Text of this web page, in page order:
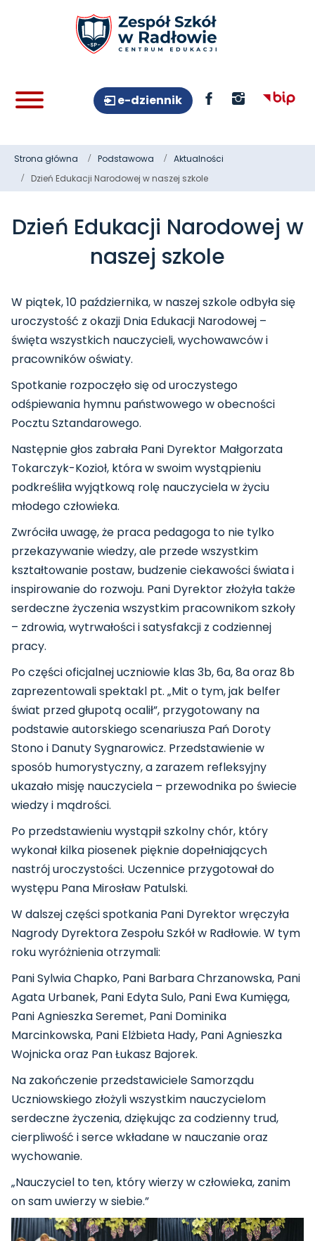
e-dziennik
Strona główna Podstawowa
Aktualności
Dzień Edukacji Narodowej w naszej szkole
Dzień Edukacji Narodowej w
naszej szkole
W piątek, 10 października, w naszej szkole odbyła się
uroczystość z okazji Dnia Edukacji Narodowej –
święta wszystkich nauczycieli, wychowawców i
pracowników oświaty.
Spotkanie rozpoczęło się od uroczystego
odśpiewania hymnu państwowego w obecności
Pocztu Sztandarowego.
Następnie głos zabrała Pani Dyrektor Małgorzata
Tokarczyk-Kozioł, która w swoim wystąpieniu
podkreśliła wyjątkową rolę nauczyciela w życiu
młodego człowieka.
Zwróciła uwagę, że praca pedagoga to nie tylko
przekazywanie wiedzy, ale przede wszystkim
kształtowanie postaw, budzenie ciekawości świata i
inspirowanie do rozwoju. Pani Dyrektor złożyła także
serdeczne życzenia wszystkim pracownikom szkoły
– zdrowia, wytrwałości i satysfakcji z codziennej
pracy.
Po części oficjalnej uczniowie klas 3b, 6a, 8a oraz 8b
zaprezentowali spektakl pt. „Mit o tym, jak belfer
świat przed głupotą ocalił”, przygotowany na
podstawie autorskiego scenariusza Pań Doroty
Stono i Danuty Sygnarowicz. Przedstawienie w
sposób humorystyczny, a zarazem refleksyjny
ukazało misję nauczyciela – przewodnika po świecie
wiedzy i mądrości.
Po przedstawieniu wystąpił szkolny chór, który
wykonał kilka piosenek pięknie dopełniających
nastrój uroczystości. Uczennice przygotował do
występu Pana Mirosław Patulski.
W dalszej części spotkania Pani Dyrektor wręczyła
Nagrody Dyrektora Zespołu Szkół w Radłowie. W tym
roku wyróżnienia otrzymali:
Pani Sylwia Chapko, Pani Barbara Chrzanowska, Pani
Agata Urbanek, Pani Edyta Sulo, Pani Ewa Kumięga,
Pani Agnieszka Seremet, Pani Dominika
Marcinkowska, Pani Elżbieta Hady, Pani Agnieszka
Wojnicka oraz Pan Łukasz Bajorek.
Na zakończenie przedstawiciele Samorządu
Uczniowskiego złożyli wszystkim nauczycielom
serdeczne życzenia, dziękując za codzienny trud,
cierpliwość i serce wkładane w nauczanie oraz
wychowanie.
„Nauczyciel to ten, który wierzy w człowieka, zanim
on sam uwierzy w siebie.”